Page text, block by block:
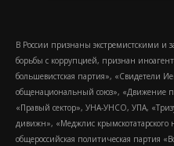
В России признаны экстремистскими
борьбы с коррупцией, признан
большевистская партия», «Свидетели
общенациональный союз», «Движение
«Правый сектор», УНА-УНСО, УПА,
дивижн», «Меджлис крымскотатарского
общероссийская политическая партия